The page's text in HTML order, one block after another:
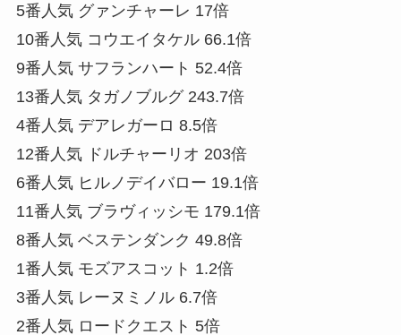
5番人気 グァンチャーレ 17倍
10番人気 コウエイタケル 66.1倍
9番人気 サフランハート 52.4倍
13番人気 タガノブルグ 243.7倍
4番人気 デアレガーロ 8.5倍
12番人気 ドルチャーリオ 203倍
6番人気 ヒルノデイバロー 19.1倍
11番人気 ブラヴィッシモ 179.1倍
8番人気 ベステンダンク 49.8倍
1番人気 モズアスコット 1.2倍
3番人気 レーヌミノル 6.7倍
2番人気 ロードクエスト 5倍